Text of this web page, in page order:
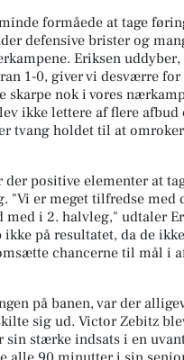
formåede at tage
defensive brister og
Eriksen uddyber,
1-0, giver vi desværre for
skarpe nok i vores
ikke lettere af flere afbud
tvang holdet til at
positive elementer at
"Vi er meget tilfredse med
med i 2. halvleg," udtaler
på resultatet, da de ikke
chancerne til mål i
på banen, var der
sig ud. Victor Zebitz
sin stærke indsats i en